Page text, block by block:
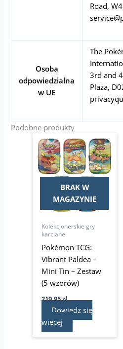
Road,
Osoba
odpowiedzialna
w UE
The
3rd and
Plaza,
Podobne produkty
BRAK W
MAGAZYNIE
Kolekcjonerskie gry
karciane
Pokémon TCG:
Vibrant Paldea –
Mini Tin – Zestaw
(5 wzorów)
219,95zł
Dowiedz się
więcej